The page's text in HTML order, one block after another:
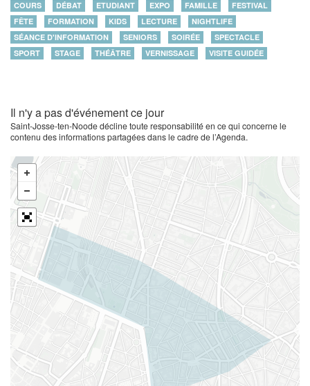
COURS
DÉBAT ETUDIANT EXPO FAMILLE
FESTIVAL
FÊTE
FORMATION KIDS LECTURE
NIGHTLIFE
SÉANCE D'INFORMATION
SENIORS SOIRÉE
SPECTACLE
SPORT
STAGE THÉÂTRE VERNISSAGE VISITE GUIDÉE
Il n'y a pas d'événement ce jour
Saint-Josse-ten-Noode décline toute responsabilité en ce qui concerne le
contenu des informations partagées dans le cadre de l’Agenda.